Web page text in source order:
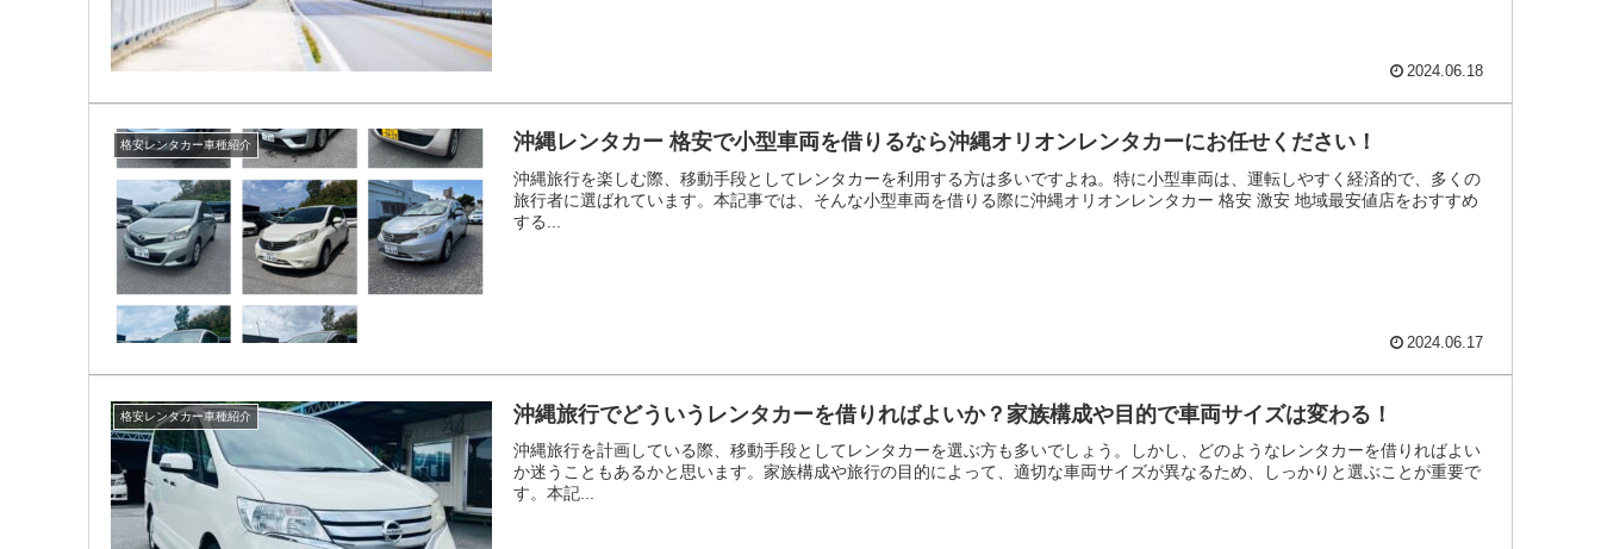
2024.06.18
格安レンタカー車種紹介 沖縄レンタカー 格安で小型車両を借りるなら沖縄オリオンレンタカーにお任せください！
沖縄旅行を楽しむ際、移動手段としてレンタカーを利用する方は多いですよね。特に小型車両は、運転しやすく経済的で、多くの
旅行者に選ばれています。本記事では、そんな小型車両を借りる際に沖縄オリオンレンタカー 格安 激安 地域最安値店をおすすめ
する...
2024.06.17
格安レンタカー車種紹介 沖縄旅行でどういうレンタカーを借りればよいか？家族構成や目的で車両サイズは変わる！
沖縄旅行を計画している際、移動手段としてレンタカーを選ぶ方も多いでしょう。しかし、どのようなレンタカーを借りればよい
か迷うこともあるかと思います。家族構成や旅行の目的によって、適切な車両サイズが異なるため、しっかりと選ぶことが重要で
す。本記...